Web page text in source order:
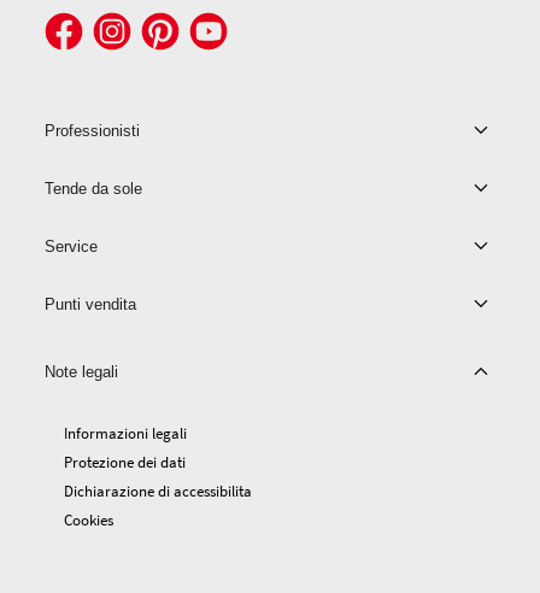
Professionisti
Tende da sole
Service
Punti vendita
Note legali
Informazioni legali
Protezione dei dati
Dichiarazione di accessibilita
Cookies